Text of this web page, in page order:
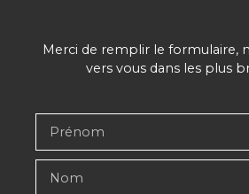
Merci de remplir le formulaire,
vers vous dans les plus
Prénom
Nom